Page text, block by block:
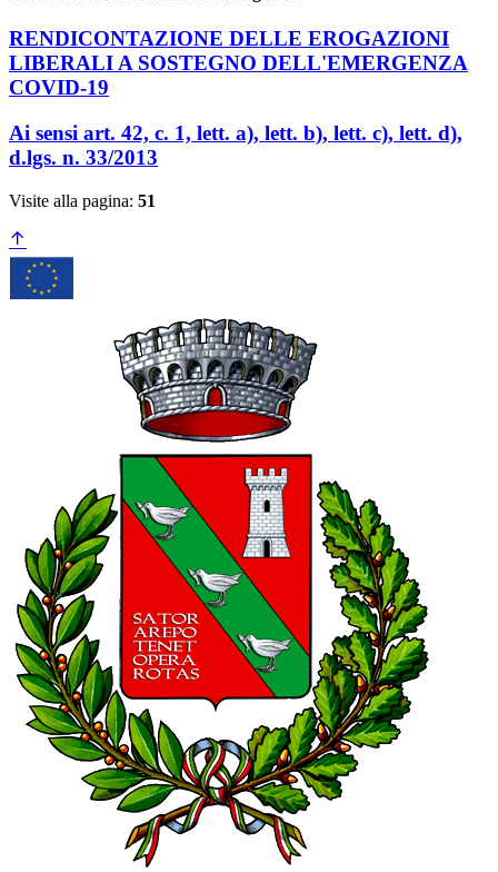
RENDICONTAZIONE DELLE EROGAZIONI
LIBERALI A SOSTEGNO DELL'EMERGENZA
COVID-19
Ai sensi art. 42, c. 1, lett. a), lett. b), lett. c), lett. d),
d.lgs. n. 33/2013
Visite alla pagina: 51